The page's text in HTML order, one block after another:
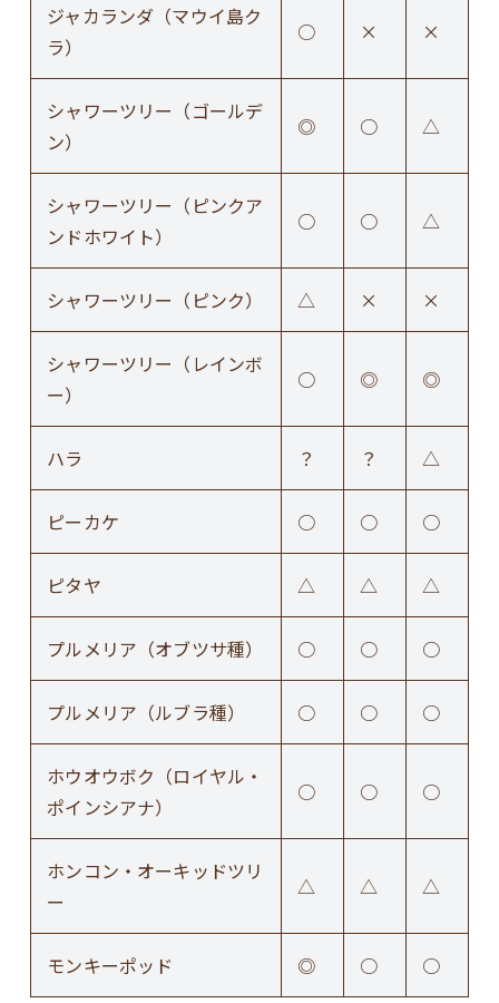
ジャカランダ（マウイ島ク
ラ）
○ × ×
シャワーツリー（ゴールデ
ン）
◎ ○ △
シャワーツリー（ピンクア
ンドホワイト）
○ ○ △
シャワーツリー（ピンク） △ × ×
シャワーツリー（レインボ
ー）
○ ◎ ◎
ハラ ？ ？ △
ピーカケ ○ ○ ○
ピタヤ △ △ △
プルメリア（オブツサ種） ○ ○ ○
プルメリア（ルブラ種） ○ ○ ○
ホウオウボク（ロイヤル・
ポインシアナ）
○ ○ ○
ホンコン・オーキッドツリ
ー
△ △ △
モンキーポッド ◎ ○ ○